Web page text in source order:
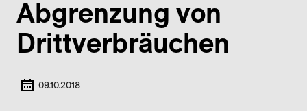
Abgrenzung von
Drittverbräuchen
09.10.2018